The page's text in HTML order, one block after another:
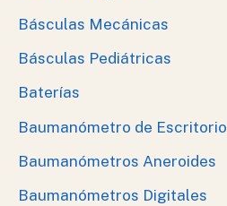
Básculas Mecánicas
Básculas Pediátricas
Baterías
Baumanómetro de Escritorio
Baumanómetros Aneroides
Baumanómetros Digitales